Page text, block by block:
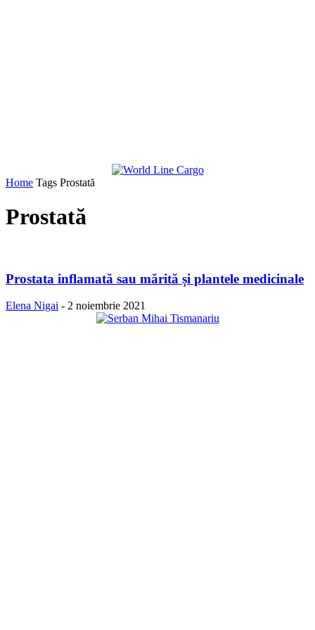
Home Tags Prostată
Prostată
Prostata inflamată sau mărită și plantele medicinale
Elena Nigai - 2 noiembrie 2021